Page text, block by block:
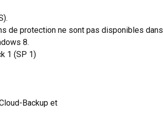
de protection ne sont pas disponibles dans
8.
1 (SP 1)
Backup et